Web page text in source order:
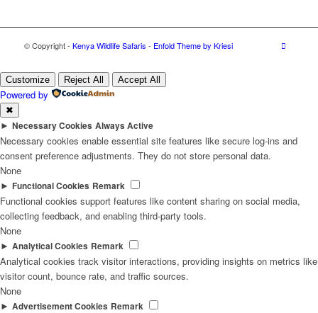
© Copyright - Kenya Wildlife Safaris - Enfold Theme by Kriesi
Customize Reject All Accept All
Powered by
✖
► Necessary Cookies Always Active
Necessary cookies enable essential site features like secure log-ins and
consent preference adjustments. They do not store personal data.
None
► Functional Cookies Remark
Functional cookies support features like content sharing on social media,
collecting feedback, and enabling third-party tools.
None
► Analytical Cookies Remark
Analytical cookies track visitor interactions, providing insights on metrics like
visitor count, bounce rate, and traffic sources.
None
► Advertisement Cookies Remark